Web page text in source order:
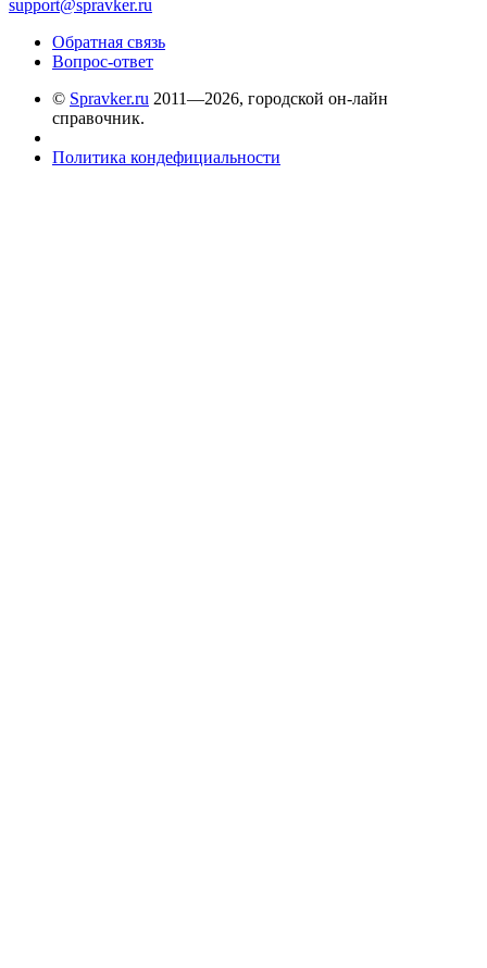
support@spravker.ru
Обратная связь
Вопрос-ответ
© Spravker.ru 2011—2026, городской он-лайн
справочник.
Политика кондефициальности